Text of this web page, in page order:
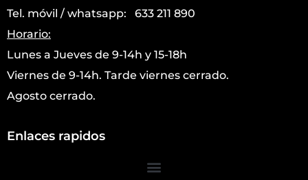
Tel. móvil / whatsapp: 633 211 890
Horario:
Lunes a Jueves de 9-14h y 15-18h
Viernes de 9-14h. Tarde viernes cerrado.
Agosto cerrado.
Enlaces rapidos